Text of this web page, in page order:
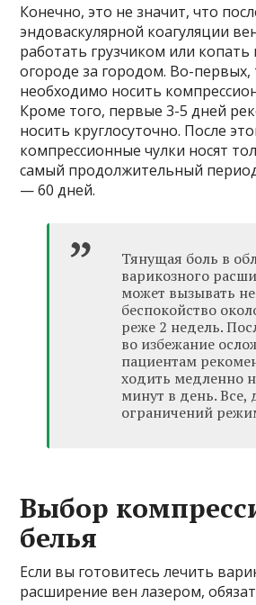
Конечно, это не значит, что
эндоваскулярной коагуляции
работать грузчиком или копать
огороде за городом. Во-первых,
необходимо носить
Кроме того, первые 3-5 дней
носить круглосуточно. После
компрессионные чулки носят
самый продолжительный
— 60 дней.
Тянущая боль в
варикозного
может вызывать
беспокойство
реже 2 недель.
во избежание
пациентам
ходить медленно
минут в день. Все,
ограничений
Выбор
белья
Если вы готовитесь лечить
расширение вен лазером,